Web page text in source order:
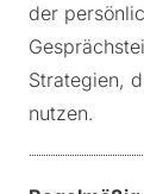
der
Strategien,
nutzen.